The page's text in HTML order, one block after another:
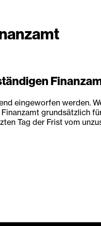
eingeworfen
Tag der Frist vom